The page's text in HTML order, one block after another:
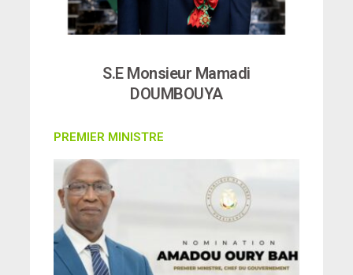
S.E Monsieur Mamadi
DOUMBOUYA
PREMIER MINISTRE